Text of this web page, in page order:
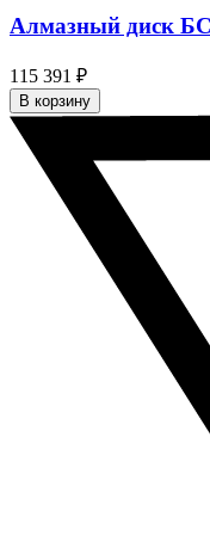
Алмазный диск
115 391 ₽
В корзину